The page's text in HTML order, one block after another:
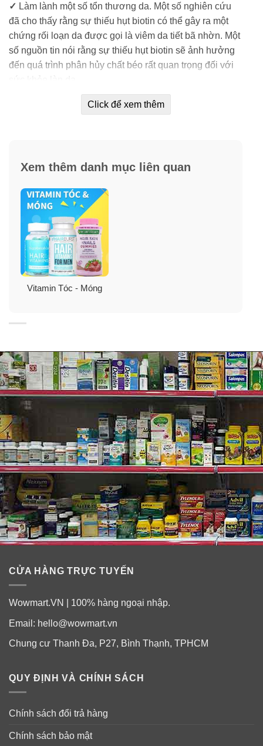
✓ Làm lành một số tổn thương da. Một số nghiên cứu
đã cho thấy rằng sự thiếu hụt biotin có thể gây ra một
chứng rối loạn da được gọi là viêm da tiết bã nhờn. Một
số nguồn tin nói rằng sự thiếu hụt biotin sẽ ảnh hưởng
đến quá trình phân hủy chất béo rất quan trọng đối với
Giảm lượng đường trong máu. Lợi ích chính của
rằng biotin giúp kiểm soát lượng đường huyết ở những
Khắc phục tổn thương thần kinh. Giảm lượng đường
trong máu. Biotin giúp tiêu hóa các chất dinh dưỡng
trong cơ thể, vì vậy loại vitamin này cũng có thể ảnh
hưởng đến lượng đường trong máu. Một nghiên cứu đã
báo cáo rằng biotin giúp kiểm soát lượng đường huyết
cho con bú.
Thành phần viên uống hỗ trợ mọc tóc và
chống rụng tóc Now Biotin 5000mcg
Mỗi viên chứa: Biotin 5 mg (5,000 mcg).
capsule), stearic acid (vegetable source) and silicon
dioxide.
Click để xem thêm
Xem thêm danh mục liên quan
Vitamin Tóc - Móng
CỬA HÀNG TRỰC TUYẾN
Wowmart.VN | 100% hàng ngoại nhập.
Email: hello@wowmart.vn
Chung cư Thanh Đa, P27, Bình Thạnh, TPHCM
QUY ĐỊNH VÀ CHÍNH SÁCH
Chính sách đổi trả hàng
Chính sách bảo mật